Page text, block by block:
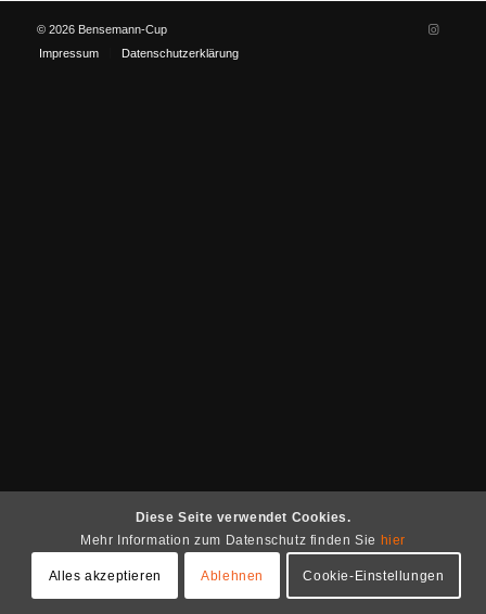
© 2026 Bensemann-Cup
Impressum
Datenschutzerklärung
Diese Seite verwendet Cookies.
Mehr Information zum Datenschutz finden Sie hier
Alles akzeptieren Ablehnen Cookie-Einstellungen